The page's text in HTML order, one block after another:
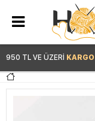
950 TL VE ÜZERİ